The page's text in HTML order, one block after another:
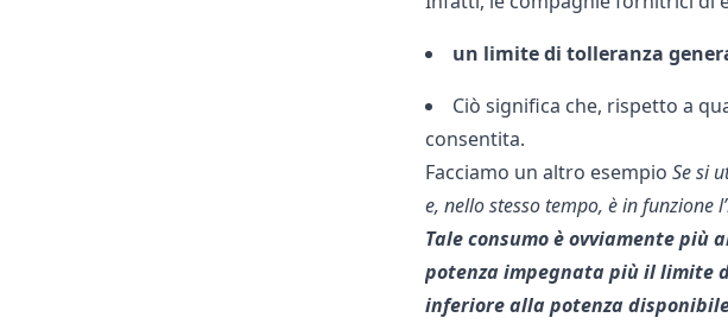
un limite di tolleranza
Ciò significa che, rispetto a
consentita.
Facciamo un altro esempio Se si
e, nello stesso tempo, è in funzione
Tale consumo è ovviamente
potenza impegnata più il limite
inferiore alla potenza